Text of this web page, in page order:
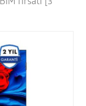
fırsatı [3